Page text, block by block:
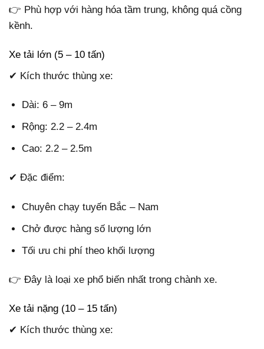
👉 Phù hợp với hàng hóa tầm trung, không quá cồng
kềnh.
Xe tải lớn (5 – 10 tấn)
✔ Kích thước thùng xe:
Dài: 6 – 9m
Rộng: 2.2 – 2.4m
Cao: 2.2 – 2.5m
✔ Đặc điểm:
Chuyên chạy tuyến Bắc – Nam
Chở được hàng số lượng lớn
Tối ưu chi phí theo khối lượng
👉 Đây là loại xe phổ biến nhất trong chành xe.
Xe tải nặng (10 – 15 tấn)
✔ Kích thước thùng xe: